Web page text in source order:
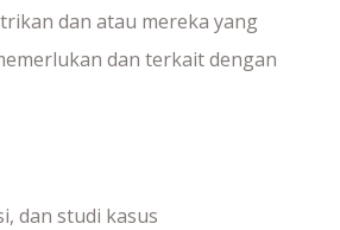
dan atau mereka yang
dan terkait dengan
dan studi kasus